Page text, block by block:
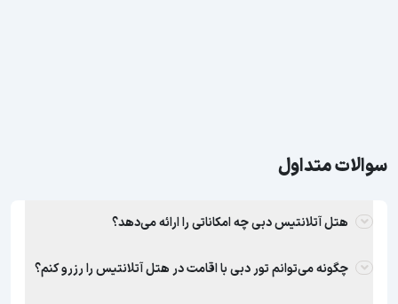
سوالات متداول
هتل آتلانتیس دبی چه امکاناتی را ارائه می‌دهد؟
چگونه می‌توانم تور دبی با اقامت در هتل آتلانتیس را رزرو کنم؟